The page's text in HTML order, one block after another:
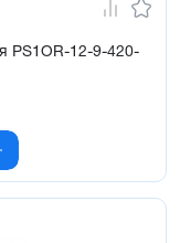
PS1OR-12-9-420-